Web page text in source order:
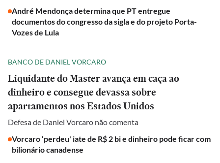
André Mendonça determina que PT entregue
documentos do congresso da sigla e do projeto Porta-
Vozes de Lula
BANCO DE DANIEL VORCARO
Liquidante do Master avança em caça ao
dinheiro e consegue devassa sobre
apartamentos nos Estados Unidos
Defesa de Daniel Vorcaro não comenta
Vorcaro ‘perdeu' iate de R$ 2 bi e dinheiro pode ficar com
bilionário canadense